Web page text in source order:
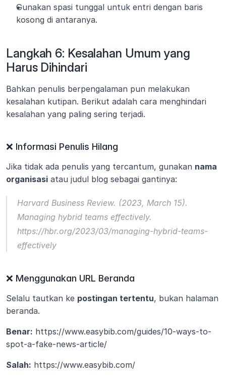
Gunakan spasi tunggal untuk entri dengan baris
kosong di antaranya.
Langkah 6: Kesalahan Umum yang
Harus Dihindari
Bahkan penulis berpengalaman pun melakukan
kesalahan kutipan. Berikut adalah cara menghindari
kesalahan yang paling sering terjadi.
❌ Informasi Penulis Hilang
Jika tidak ada penulis yang tercantum, gunakan nama
organisasi atau judul blog sebagai gantinya:
Harvard Business Review. (2023, March 15).
Managing hybrid teams effectively.
https://hbr.org/2023/03/managing-hybrid-teams-
effectively
❌ Menggunakan URL Beranda
Selalu tautkan ke postingan tertentu, bukan halaman
beranda.
Benar: https://www.easybib.com/guides/10-ways-to-
spot-a-fake-news-article/
Salah: https://www.easybib.com/